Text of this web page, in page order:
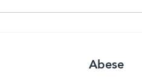
Abese